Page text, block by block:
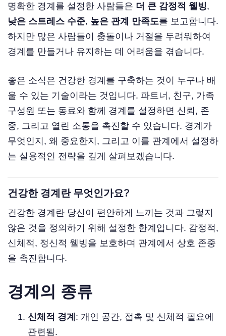
명확한 경계를 설정한 사람들은 더 큰 감정적 웰빙,
낮은 스트레스 수준, 높은 관계 만족도를 보고합니다.
하지만 많은 사람들이 충돌이나 거절을 두려워하여
경계를 만들거나 유지하는 데 어려움을 겪습니다.
좋은 소식은 건강한 경계를 구축하는 것이 누구나 배
울 수 있는 기술이라는 것입니다. 파트너, 친구, 가족
구성원 또는 동료와 함께 경계를 설정하면 신뢰, 존
중, 그리고 열린 소통을 촉진할 수 있습니다. 경계가
무엇인지, 왜 중요한지, 그리고 이를 관계에서 설정하
는 실용적인 전략을 깊게 살펴보겠습니다.
건강한 경계란 무엇인가요?
건강한 경계란 당신이 편안하게 느끼는 것과 그렇지
않은 것을 정의하기 위해 설정한 한계입니다. 감정적,
신체적, 정신적 웰빙을 보호하며 관계에서 상호 존중
을 촉진합니다.
경계의 종류
신체적 경계 : 개인 공간, 접촉 및 신체적 필요에
관련됨.